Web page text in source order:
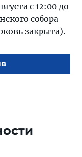
с 12:00 до
собора
закрыта).